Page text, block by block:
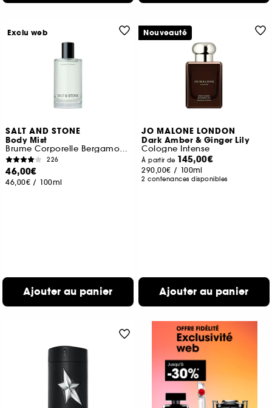
SALT AND STONE
Body Mist
Brume Corporelle Bergamote et Hinoki
226
46,00€
46,00€ / 100ml
Ajouter au panier
Exclu web
JO MALONE LONDON
Dark Amber & Ginger Lily
Cologne Intense
À partir de 145,00€
290,00€ / 100ml
2 contenances disponibles
Ajouter au panier
Nouveauté